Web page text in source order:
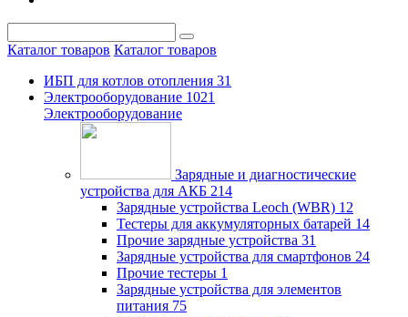
Каталог товаров Каталог товаров
ИБП для котлов отопления 31
Электрооборудование 1021
Электрооборудование
Зарядные и диагностические
устройства для АКБ 214
Зарядные устройства Leoch (WBR) 12
Тестеры для аккумуляторных батарей 14
Прочие зарядные устройства 31
Зарядные устройства для смартфонов 24
Прочие тестеры 1
Зарядные устройства для элементов
питания 75